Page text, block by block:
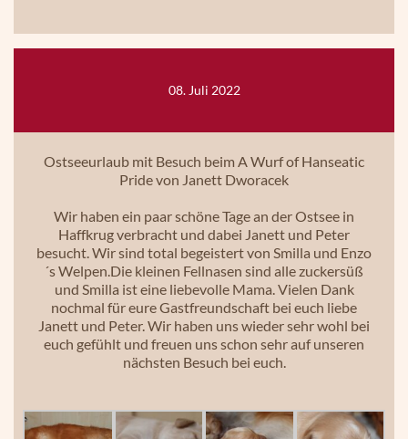
08. Juli 2022
Ostseeurlaub mit Besuch beim A Wurf of Hanseatic
Pride von Janett Dworacek
Wir haben ein paar schöne Tage an der Ostsee in
Haffkrug verbracht und dabei Janett und Peter
besucht. Wir sind total begeistert von Smilla und Enzo
´s Welpen.Die kleinen Fellnasen sind alle zuckersüß
und Smilla ist eine liebevolle Mama. Vielen Dank
nochmal für eure Gastfreundschaft bei euch liebe
Janett und Peter. Wir haben uns wieder sehr wohl bei
euch gefühlt und freuen uns schon sehr auf unseren
nächsten Besuch bei euch.